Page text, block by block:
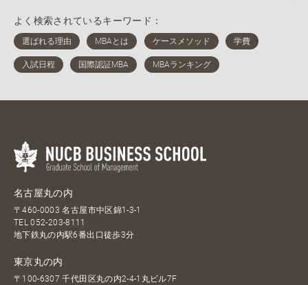
よく検索されているキーワード：
名古屋丸の内
〒460-0003 名古屋市中区錦1-3-1
TEL052-203-8111
地下鉄丸の内駅6番出口徒歩3分
東京丸の内
〒100-6307 千代田区丸の内2-4-1丸ビル7F